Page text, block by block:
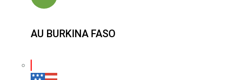
AU BURKINA FASO